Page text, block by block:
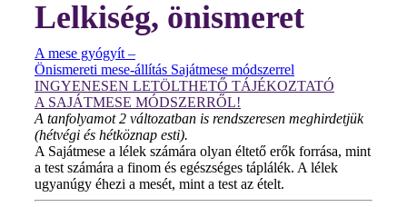
Lelkiség, önismeret
A mese gyógyít –
Önismereti mese-állítás Sajátmese módszerrel
INGYENESEN LETÖLTHETŐ TÁJÉKOZTATÓ
A SAJÁTMESE MÓDSZERRŐL!
A tanfolyamot 2 változatban is rendszeresen meghirdetjük
(hétvégi és hétköznap esti).
A Sajátmese a lélek számára olyan éltető erők forrása, mint
a test számára a finom és egészséges táplálék. A lélek
ugyanúgy éhezi a mesét, mint a test az ételt.